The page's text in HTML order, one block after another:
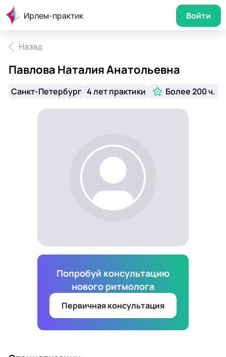
Ирлем-практик Войти
Назад
Попробуй консультацию
нового ритмолога
Первичная консультация
Павлова Наталия Анатольевна
Санкт-Петербург 4 лет практики Более 200 ч.